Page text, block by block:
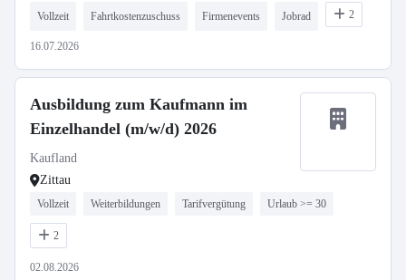
Vollzeit Fahrtkostenzuschuss Firmenevents Jobrad 2
16.07.2026
Ausbildung zum Kaufmann im
Einzelhandel (m/w/d) 2026
Kaufland
Zittau
Vollzeit Weiterbildungen Tarifvergütung Urlaub >= 30
2
02.08.2026